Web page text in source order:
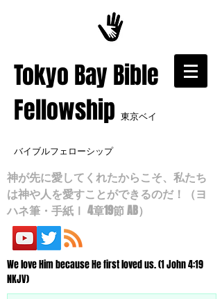
​Tokyo Bay Bible
Fellowship 東京ベイ
バイブルフェローシップ
神が先に愛してくれたからこそ、私たち
は神や人を愛すことができるのだ！（ヨ
ハネ筆・手紙Ⅰ 4章19節 AB）
We love Him because He first loved us. (1 John 4:19
NKJV)